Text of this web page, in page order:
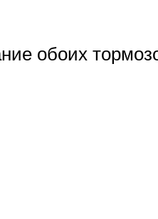
обоих